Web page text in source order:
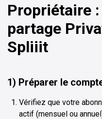
Propriétaire
partage
Spliiit
1) Préparer le
Vérifiez que votre
actif (mensuel ou